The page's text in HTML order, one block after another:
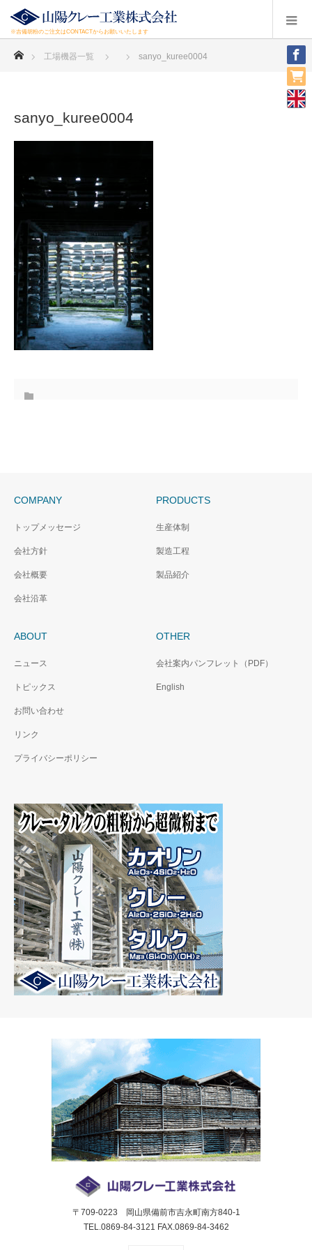
※吉備胡粉のご注文はCONTACTからお願いいたします
ホーム
工場機器一覧 sanyo_kuree0004
sanyo_kuree0004
COMPANY
トップメッセージ
会社方針
会社概要
会社沿革
PRODUCTS
生産体制
製造工程
製品紹介
ABOUT
ニュース
トピックス
お問い合わせ
リンク
プライバシーポリシー
OTHER
会社案内パンフレット（PDF）
English
〒709-0223 岡山県備前市吉永町南方840-1
TEL.0869-84-3121 FAX.0869-84-3462